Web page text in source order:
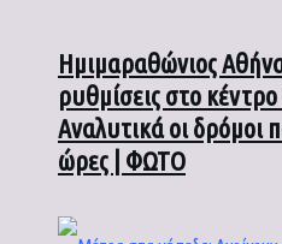
Ημιμαραθώνιος
ρυθμίσεις στο
Αναλυτικά οι δρόμοι
ώρες | ΦΩΤΟ